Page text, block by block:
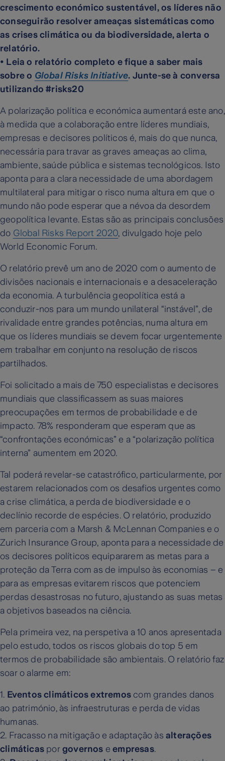
crescimento económico sustentável, os líderes não
conseguirão resolver ameaças sistemáticas como
as crises climática ou da biodiversidade, alerta o
relatório.
• Leia o relatório completo e fique a saber mais
sobre o Global Risks Initiative. Junte-se à conversa
utilizando #risks20
A polarização política e económica aumentará este ano,
à medida que a colaboração entre líderes mundiais,
empresas e decisores políticos é, mais do que nunca,
necessária para travar as graves ameaças ao clima,
ambiente, saúde pública e sistemas tecnológicos. Isto
aponta para a clara necessidade de uma abordagem
multilateral para mitigar o risco numa altura em que o
mundo não pode esperar que a névoa da desordem
geopolítica levante. Estas são as principais conclusões
do Global Risks Report 2020, divulgado hoje pelo
World Economic Forum.
O relatório prevê um ano de 2020 com o aumento de
divisões nacionais e internacionais e a desaceleração
da economia. A turbulência geopolítica está a
conduzir-nos para um mundo unilateral “instável”, de
rivalidade entre grandes potências, numa altura em
que os líderes mundiais se devem focar urgentemente
em trabalhar em conjunto na resolução de riscos
partilhados.
Foi solicitado a mais de 750 especialistas e decisores
mundiais que classificassem as suas maiores
preocupações em termos de probabilidade e de
impacto. 78% responderam que esperam que as
“confrontações económicas” e a “polarização política
interna” aumentem em 2020.
Tal poderá revelar-se catastrófico, particularmente, por
estarem relacionados com os desafios urgentes como
a crise climática, a perda de biodiversidade e o
declínio recorde de espécies. O relatório, produzido
em parceria com a Marsh & McLennan Companies e o
Zurich Insurance Group, aponta para a necessidade de
os decisores políticos equipararem as metas para a
proteção da Terra com as de impulso às economias – e
para as empresas evitarem riscos que potenciem
perdas desastrosas no futuro, ajustando as suas metas
a objetivos baseados na ciência.
Pela primeira vez, na perspetiva a 10 anos apresentada
pelo estudo, todos os riscos globais do top 5 em
termos de probabilidade são ambientais. O relatório faz
soar o alarme em:
1. Eventos climáticos extremos com grandes danos
ao património, às infraestruturas e perda de vidas
humanas.
2. Fracasso na mitigação e adaptação àsalterações
climáticas por governos eempresas.